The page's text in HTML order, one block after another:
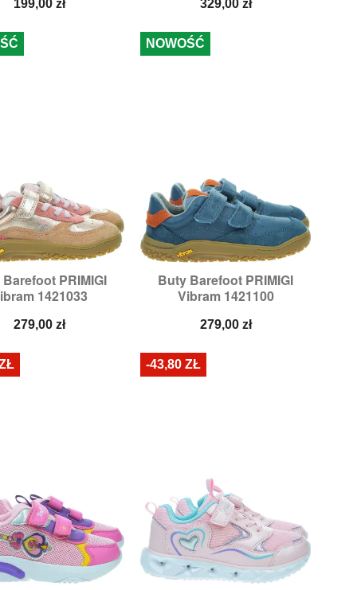
199,00 zł 329,00 zł
PRIMIGI
1421033
Cena
279,00 zł
Szybki podgląd
26, 27,31
Buty Barefoot PRIMIGI
Vibram 1421100
Cena
279,00 zł
 Szybki podgląd
Rozmiary: 27, 28,31
NOWOŚĆ
-43,80 ZŁ